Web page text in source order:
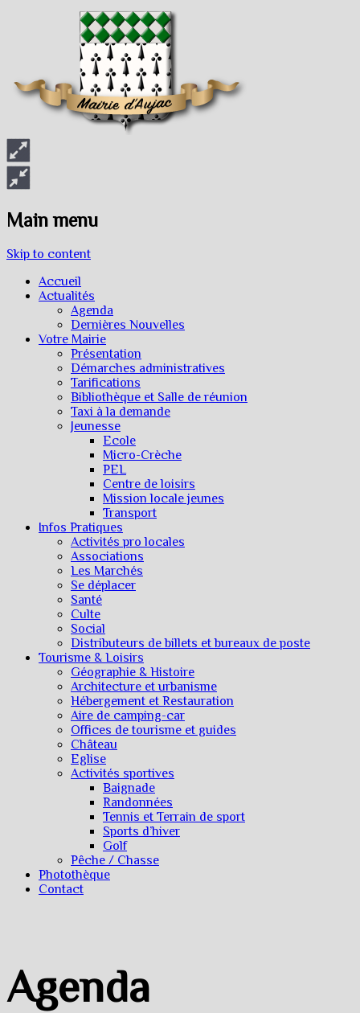
Main menu
Skip to content
Accueil
Actualités
Agenda
Dernières Nouvelles
Votre Mairie
Présentation
Démarches administratives
Tarifications
Bibliothèque et Salle de réunion
Taxi à la demande
Jeunesse
Ecole
Micro-Crèche
PEL
Centre de loisirs
Mission locale jeunes
Transport
Infos Pratiques
Activités pro locales
Associations
Les Marchés
Se déplacer
Santé
Culte
Social
Distributeurs de billets et bureaux de poste
Tourisme & Loisirs
Géographie & Histoire
Architecture et urbanisme
Hébergement et Restauration
Aire de camping-car
Offices de tourisme et guides
Château
Eglise
Activités sportives
Baignade
Randonnées
Tennis et Terrain de sport
Sports d’hiver
Golf
Pêche / Chasse
Photothèque
Contact
Agenda